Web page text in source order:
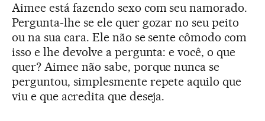
Aimee está fazendo sexo com seu namorado.
Pergunta-lhe se ele quer gozar no seu peito
ou na sua cara. Ele não se sente cômodo com
isso e lhe devolve a pergunta: e você, o que
quer? Aimee não sabe, porque nunca se
perguntou, simplesmente repete aquilo que
viu e que acredita que deseja.